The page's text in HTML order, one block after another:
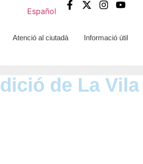
Español
Atenció al ciutadà Informació útil
de La